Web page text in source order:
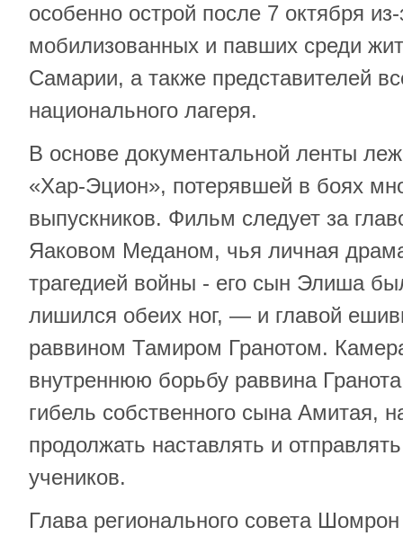
особенно острой после 7 октября
мобилизованных и павших среди
Самарии, а также представителей
национального лагеря.
В основе документальной ленты
«Хар-Эцион», потерявшей в боях
выпускников. Фильм следует за
Яаковом Меданом, чья личная
трагедией войны - его сын Элиша
лишился обеих ног, — и главой
раввином Тамиром Гранотом.
внутреннюю борьбу раввина
гибель собственного сына Амитая,
продолжать наставлять и
учеников.
Глава регионального совета